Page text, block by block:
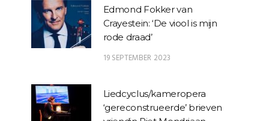
Edmond Fokker van
Crayestein: ‘De viool is mijn
rode draad’
19 SEPTEMBER 2023
Liedcyclus/kameropera
‘gereconstrueerde’ brieven